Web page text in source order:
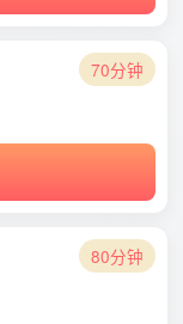
70分钟
80分钟